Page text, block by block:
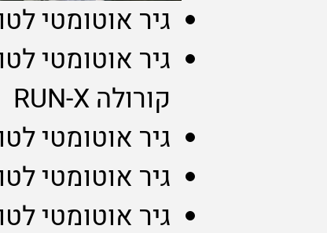
גיר אוטומטי
גיר אוטומטי
קורולה RUN-X
גיר אוטומטי
גיר אוטומטי
גיר אוטומטי